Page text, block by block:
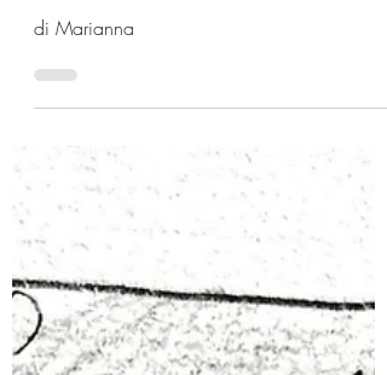
Zampate
di Marianna